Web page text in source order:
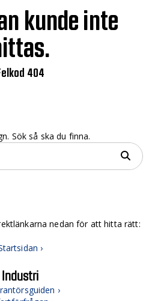
kunde inte
404
Sök så ska du finna.
nedan för att hitta rätt:
›
Industri
›